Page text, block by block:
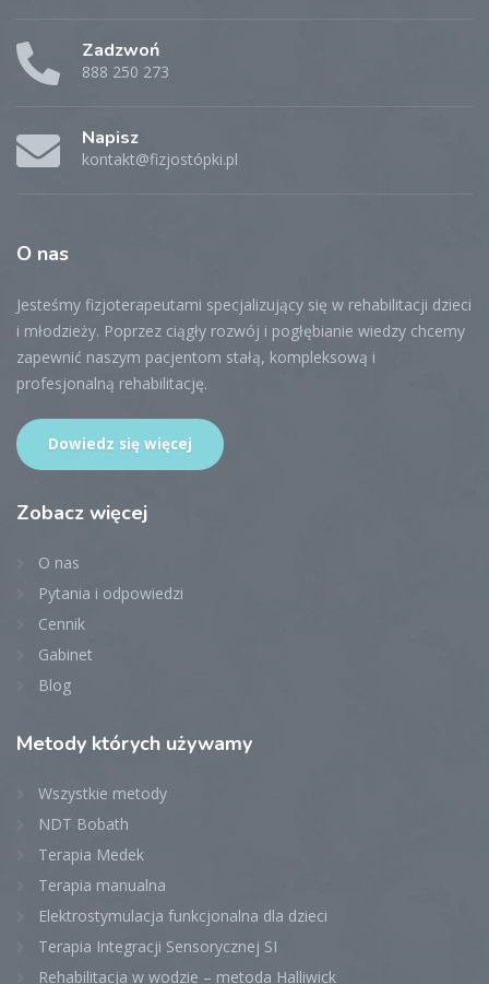
Zadzwoń
888 250 273
Napisz
kontakt@fizjostópki.pl
O nas
Jesteśmy fizjoterapeutami specjalizujący się w rehabilitacji dzieci
i młodzieży. Poprzez ciągły rozwój i pogłębianie wiedzy chcemy
zapewnić naszym pacjentom stałą, kompleksową i
profesjonalną rehabilitację.
Dowiedz się więcej
Zobacz więcej
O nas
Pytania i odpowiedzi
Cennik
Gabinet
Blog
Metody których używamy
Wszystkie metody
NDT Bobath
Terapia Medek
Terapia manualna
Elektrostymulacja funkcjonalna dla dzieci
Terapia Integracji Sensorycznej SI
Rehabilitacja w wodzie – metoda Halliwick